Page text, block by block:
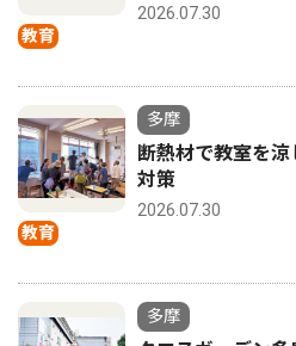
教育
2026.07.30
教育
多摩
断熱材で教室を
対策
2026.07.30
多摩